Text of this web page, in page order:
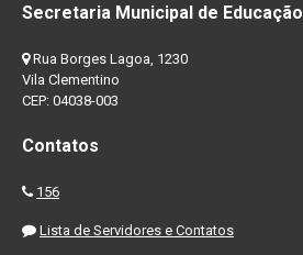
Secretaria Municipal de Educação
Rua Borges Lagoa, 1230
Vila Clementino
CEP: 04038-003
Contatos
156
Lista de Servidores e Contatos